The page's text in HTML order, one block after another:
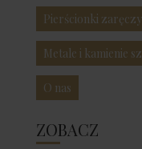
Pierścionki
Metale i kamienie
O nas
ZOBACZ